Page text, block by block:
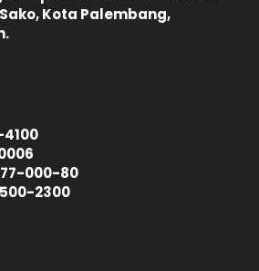
Kota Palembang,
000-80
2300